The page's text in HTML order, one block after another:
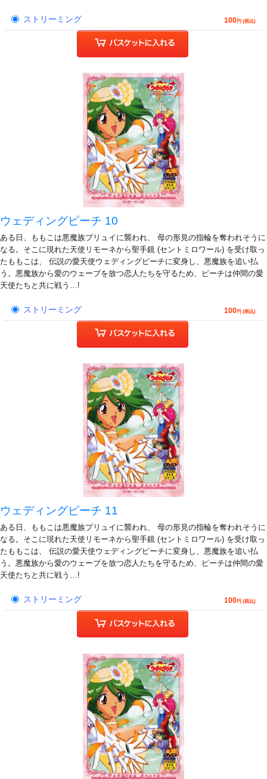
ストリーミング 100円 (税込)
ウェディングピーチ 10
ある日、ももこは悪魔族プリュイに襲われ、 母の形見の指輪を奪われそうに
なる。そこに現れた天使リモーネから聖手鏡 (セントミロワール) を受け取っ
たももこは、 伝説の愛天使ウェディングピーチに変身し、悪魔族を追い払
う。悪魔族から愛のウェーブを放つ恋人たちを守るため、ピーチは仲間の愛
天使たちと共に戦う…!
ストリーミング 100円 (税込)
ウェディングピーチ 11
ある日、ももこは悪魔族プリュイに襲われ、 母の形見の指輪を奪われそうに
なる。そこに現れた天使リモーネから聖手鏡 (セントミロワール) を受け取っ
たももこは、 伝説の愛天使ウェディングピーチに変身し、悪魔族を追い払
う。悪魔族から愛のウェーブを放つ恋人たちを守るため、ピーチは仲間の愛
天使たちと共に戦う…!
ストリーミング 100円 (税込)